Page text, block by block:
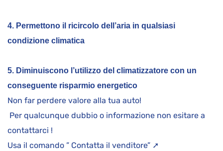
4. Permettono il ricircolo dell’aria in qualsiasi
condizione climatica
5. Diminuiscono l’utilizzo del climatizzatore con un
conseguente risparmio energetico
Non far perdere valore alla tua auto!
Per qualcunque dubbio o informazione non esitare a
contattarci !
Usa il comando ” Contatta il venditore” ➚